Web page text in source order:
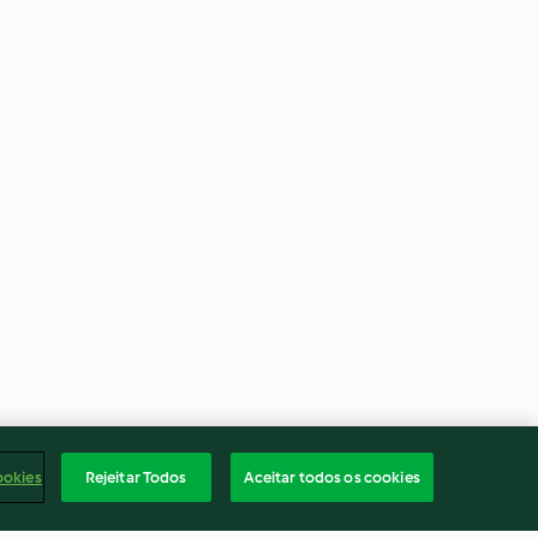
Rejeitar Todos Aceitar todos os cookies